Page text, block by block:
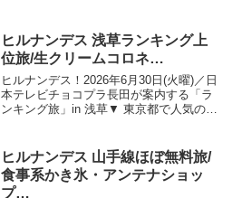
向田邦子も愛した老舗喫茶店の絶品サン
ド&スイーツ...
ヒルナンデス 浅草ランキング上
位旅/生クリームコロネ…
ヒルナンデス！2026年6月30日(火曜)／日
本テレビチョコプラ長田が案内する「ラ
ンキング旅」in 浅草▼ 東京都で人気のた
ング上位だけで巡るハズレ無しツアー出
演者：南...
ヒルナンデス 山手線ほぼ無料旅/
食事系かき氷・アンテナショッ
プ…